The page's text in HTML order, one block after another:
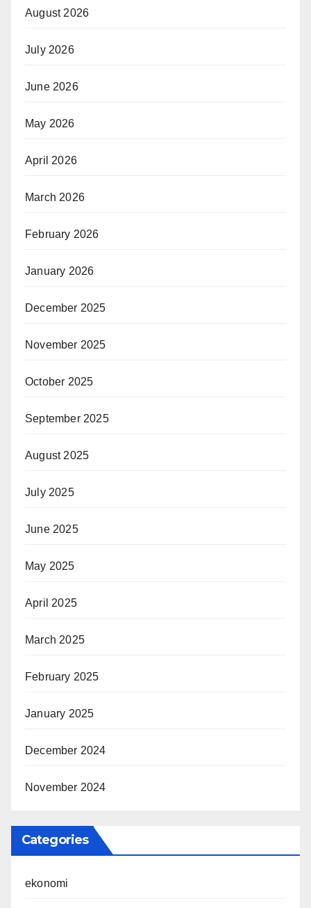
August 2026
July 2026
June 2026
May 2026
April 2026
March 2026
February 2026
January 2026
December 2025
November 2025
October 2025
September 2025
August 2025
July 2025
June 2025
May 2025
April 2025
March 2025
February 2025
January 2025
December 2024
November 2024
Categories
ekonomi